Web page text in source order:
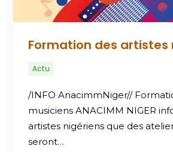
Formation des artistes
Actu
/INFO AnacimmNiger//
musiciens ANACIMM NIGER
artistes nigériens que des
seront…